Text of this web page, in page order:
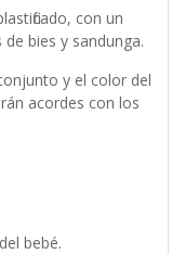
con un
bies y sandunga.
y el color del
acordes con los
bebé.